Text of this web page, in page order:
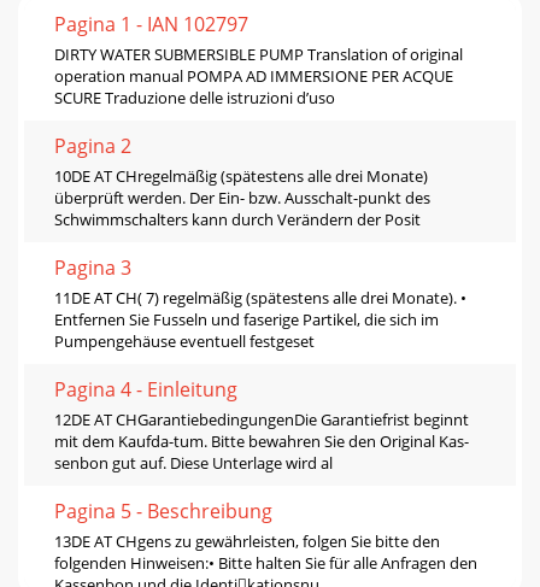
Pagina 1 - IAN 102797
DIRTY WATER SUBMERSIBLE PUMP Translation of original
operation manual POMPA AD IMMERSIONE PER ACQUE
SCURE Traduzione delle istruzioni d’uso
Pagina 2
10DE AT CHregelmäßig (spätestens alle drei Monate)
überprüft werden. Der Ein- bzw. Ausschalt-punkt des
Schwimmschalters kann durch Verändern der Posit
Pagina 3
11DE AT CH( 7) regelmäßig (spätestens alle drei Monate). •
Entfernen Sie Fusseln und faserige Partikel, die sich im
Pumpengehäuse eventuell festgeset
Pagina 4 - Einleitung
12DE AT CHGarantiebedingungenDie Garantiefrist beginnt
mit dem Kaufda-tum. Bitte bewahren Sie den Original Kas-
senbon gut auf. Diese Unterlage wird al
Pagina 5 - Beschreibung
13DE AT CHgens zu gewährleisten, folgen Sie bitte den
folgenden Hinweisen:• Bitte halten Sie für alle Anfragen den